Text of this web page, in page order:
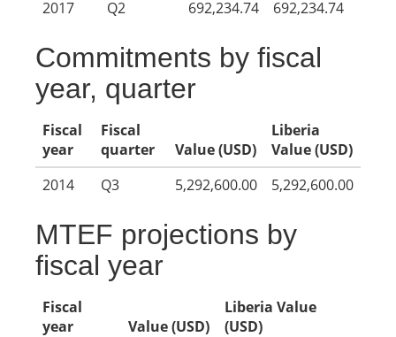
2017
Q2 692,234.74 692,234.74
Commitments by fiscal
year, quarter
Fiscal
year
Fiscal
quarter
Value (USD)
Liberia
Value (USD)
2014
Q3 5,292,600.00 5,292,600.00
MTEF projections by
fiscal year
Fiscal
year
Value (USD)
Liberia Value
(USD)